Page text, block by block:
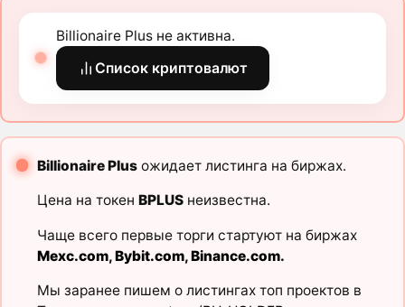
Billionaire Plus не активна.
Список криптовалют
Billionaire Plusожидает листинга на биржах.
Цена на токен BPLUSнеизвестна.
Чаще всего первые торги стартуют на биржах
Mexc.com,Bybit.com,Binance.com.
Мы заранее пишем о листингах топ проектов в